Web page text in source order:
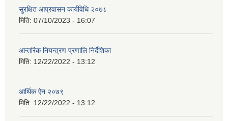
सुरक्षित आप्रवासन कार्यविधि २०७८
मिति: 07/10/2023 - 16:07
आन्तरिक नियन्त्रण प्रणालि निर्देशिका
मिति: 12/22/2022 - 13:12
आर्थिक ऐन २०७९
मिति: 12/22/2022 - 13:12